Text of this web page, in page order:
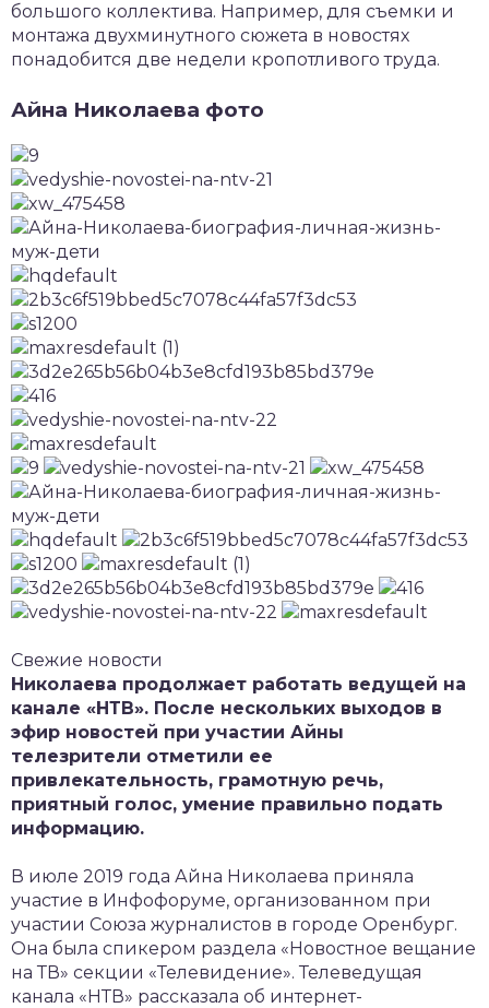
большого коллектива. Например, для съемки и
монтажа двухминутного сюжета в новостях
понадобится две недели кропотливого труда.
Айна Николаева фото
Свежие новости
Николаева продолжает работать ведущей на
канале «НТВ». После нескольких выходов в
эфир новостей при участии Айны
телезрители отметили ее
привлекательность, грамотную речь,
приятный голос, умение правильно подать
информацию.
В июле 2019 года Айна Николаева приняла
участие в Инфофоруме, организованном при
участии Союза журналистов в городе Оренбург.
Она была спикером раздела «Новостное вещание
на ТВ» секции «Телевидение». Телеведущая
канала «НТВ» рассказала об интернет-